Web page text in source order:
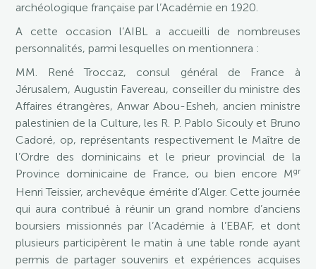
archéologique française par l’Académie en 1920.
A cette occasion l’AIBL a accueilli de nombreuses
personnalités, parmi lesquelles on mentionnera :
MM. René Troccaz, consul général de France à
Jérusalem, Augustin Favereau, conseiller du ministre des
Affaires étrangères, Anwar Abou-Esheh, ancien ministre
palestinien de la Culture, les R. P. Pablo Sicouly et Bruno
Cadoré, op, représentants respectivement le Maître de
l’Ordre des dominicains et le prieur provincial de la
Province dominicaine de France, ou bien encore Mgr
Henri Teissier, archevêque émérite d’Alger. Cette journée
qui aura contribué à réunir un grand nombre d’anciens
boursiers missionnés par l’Académie à l’EBAF, et dont
plusieurs participèrent le matin à une table ronde ayant
permis de partager souvenirs et expériences acquises